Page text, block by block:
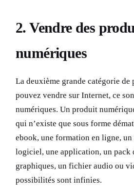
2. Vendre des
numériques
La deuxième grande catégorie de
pouvez vendre sur Internet, ce
numériques. Un produit
qui n’existe que sous forme
ebook, une formation en ligne, un
logiciel, une application, un pack
graphiques, un fichier audio ou
possibilités sont infinies.